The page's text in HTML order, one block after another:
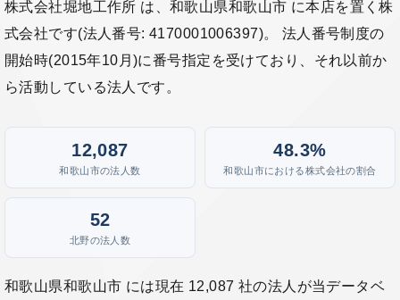
株式会社堀地工作所 は、和歌山県和歌山市 に本店を置く株
式会社です(法人番号: 4170001006397)。 法人番号制度の
開始時(2015年10月)に番号指定を受けており、それ以前か
ら活動している法人です。
12,087
和歌山市の法人数
48.3%
和歌山市における株式会社の割合
52
北野の法人数
和歌山県和歌山市 には現在 12,087 社の法人が当データベ